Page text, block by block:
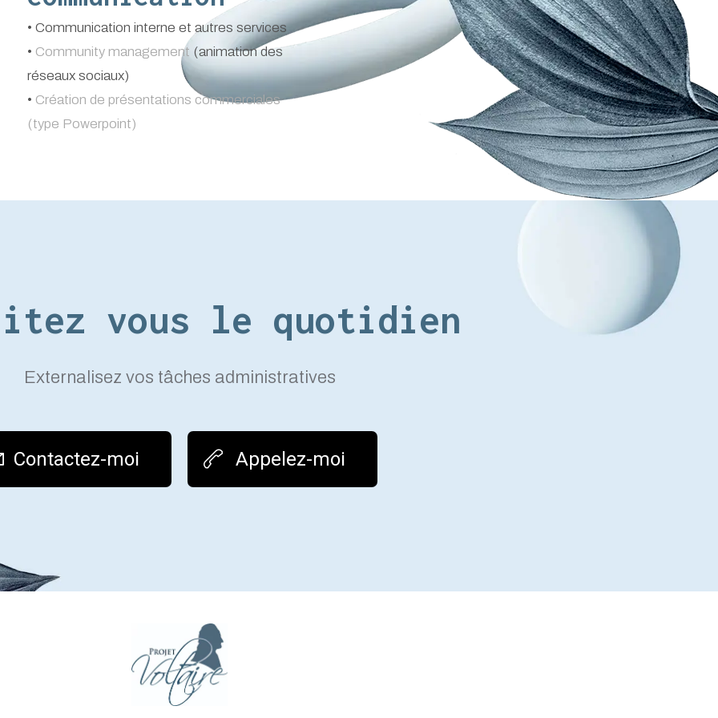
• Communication interne et autres services
• Community management (animation des
réseaux sociaux)
• Création de présentations commerciales
(type Powerpoint)
vous le quotidien
Externalisez vos tâches administratives
Contactez-moi Appelez-moi